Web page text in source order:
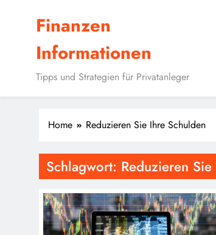
Finanzen
Informationen
Tipps und Strategien für Privatanleger
Home Reduzieren Sie Ihre Schulden
Schlagwort: Reduzieren